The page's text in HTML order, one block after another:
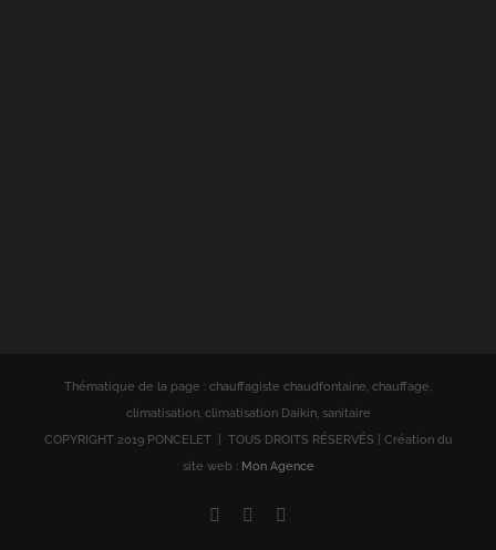
Thématique de la page : chauffagiste chaudfontaine, chauffage,
climatisation, climatisation Daikin, sanitaire
COPYRIGHT 2019 PONCELET | TOUS DROITS RÉSERVÉS | Création du
site web : Mon Agence
FacebookInstagram